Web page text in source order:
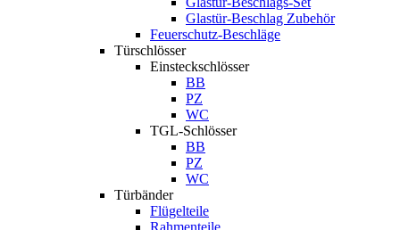
Glastür-Beschlag Zubehör
Feuerschutz-Beschläge
Türschlösser
Einsteckschlösser
BB
PZ
WC
TGL-Schlösser
BB
PZ
WC
Türbänder
Flügelteile
Rahmenteile